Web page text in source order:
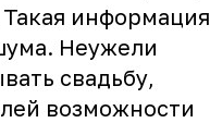
информация
Неужели
свадьбу,
возможности